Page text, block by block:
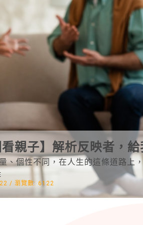
親子】解析反映者，
、個性不同，在人生的這條道路上
/ 瀏覽數: 6122